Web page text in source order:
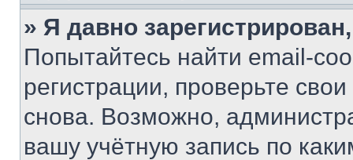
» Я давно
Попытайтесь найти email-
регистрации, проверьте
снова. Возможно,
вашу учётную запись по